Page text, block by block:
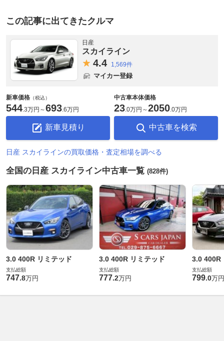
この記事に出てきたクルマ
日産
スカイライン
4.4 1,569件
マイカー登録
新車価格 （税込）
544.3万円 ～693.6万円
新車見積り
中古車本体価格
23.0万円 ～2050.0万円
中古車を検索
日産 スカイラインの買取価格・査定相場を調べる
全国の日産 スカイライン中古車一覧 (828件)
3.0 400R リミテッド
支払総額
747.8万円
3.0 400R リミテッド
支払総額
777.2万円
3.0 400R
支払総額
799.0万円